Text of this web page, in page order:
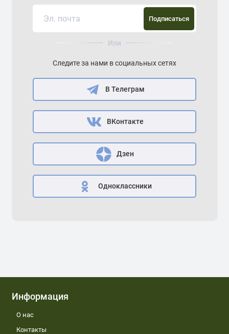
Подписаться
Или
Следите за нами в социальных сетях
В Телеграм
ВКонтакте
Дзен
Одноклассники
Информация
О нас
Контакты